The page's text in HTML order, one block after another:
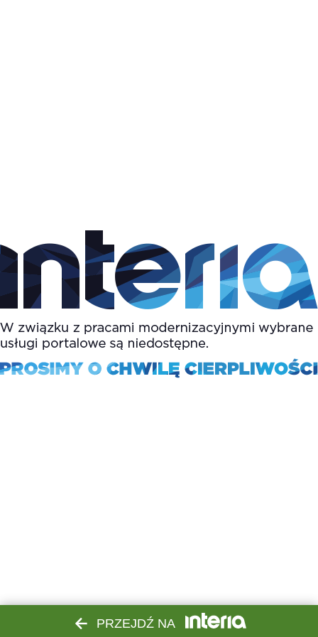
PRZEJDŹ NA